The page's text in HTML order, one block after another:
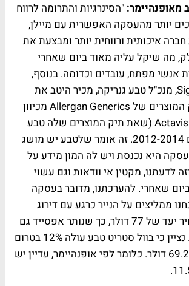
מאופנהיימר: "הסינרגיות והתרומה לרווח
יותר מהעסקה האפשרית עם מיילן,
איכותית ורווחית יותר ומבצעת את
מה שיקל עליה מאוד ביום שאחרי
מפתח, עובדים וכדומה. בנוסף,
Sigurdur Olafsson, מנכ"ל טבע גנריקה, מכיר היטב את
האנשים ואת תיק המוצרים של Allergan Generics מכיוון
שהוא היה מנכ"ל Actavis (שאת תיק המוצרים שלה טבע
רכשה) בין השנים 2012-2014. זה אומר שלטבע יש מושג
היא נכנסת ויש לה המון מידע על
לדעתנו, מקטין אי וודאות וגם עשוי
שאחרי. להערכתנו, מדובר בעסקה
ממליצים על הנייר כרגע עם דירוג
Outperform ומחיר יעד של 77 דולר, כך שנותר אפסייד גם
ברמות הנוכחיות". נציין כי בוול סטריט טבע עולה 12% בטרום
מסחר לשער של 69.2 דולר. כלומר לפי אופנהיימר, עדיין יש